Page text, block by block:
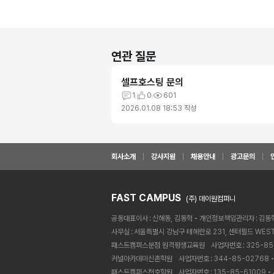
연관 질문
셀프호스팅 문의
1 0
601
2026.01.08 18:53 작성
회사소개 강사지원 채용안내 광고문의
FAST CAMPUS (주) 데이원컴퍼니
공동대표이사 신해동, 김동혁 개인정보책임관리자
김동
사무실 서울특별시 강남구 테헤란로 231, 센터필드
패스트캠퍼스분점 원격평생교육원ㅤ 사업자번호 325-
커널아카데미신촌학원ㅤ 사업자번호 344-85-02768
패스트캠퍼스천호학원ㅤ 사업자번호 135-85-61009